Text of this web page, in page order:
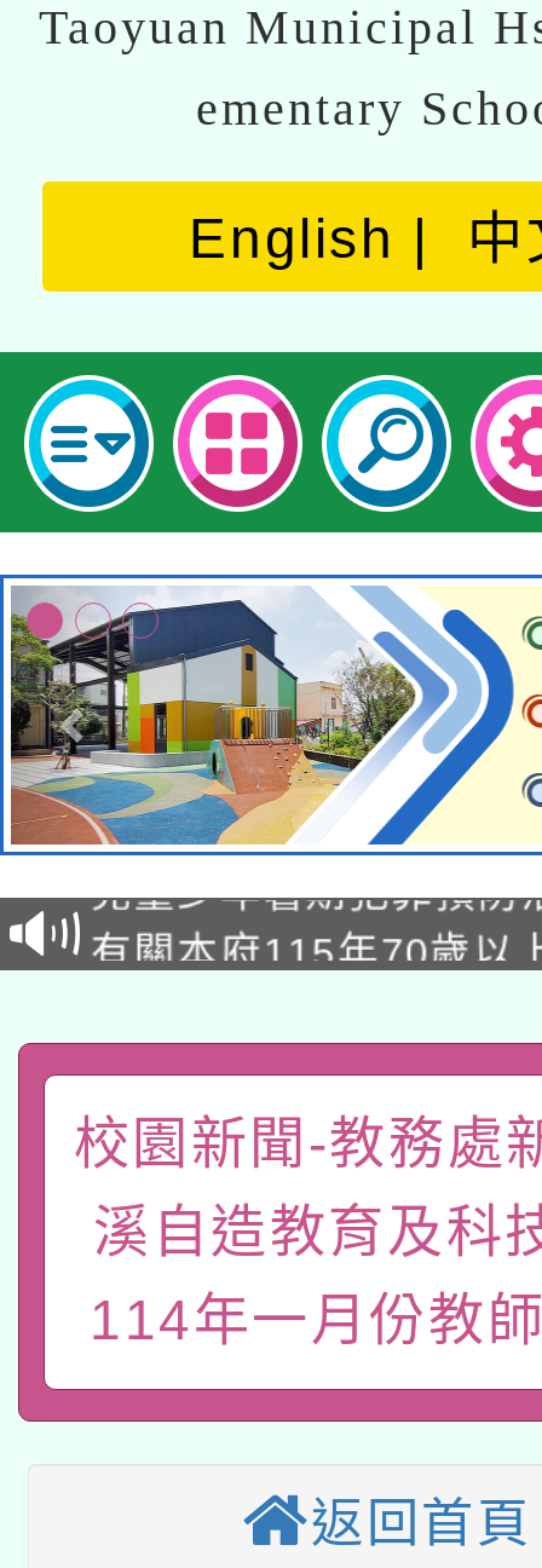
Taoyuan Municipal
ementary
English 中
有關原住民族委員會
一案。
答一案
有關本府115年70歲以
心」，鼓勵退休同仁踴
案。
招)
適應運動共學行動站研
本館辦理115年度閱讀
暨閱讀推動專業研習
科技賦能─人工智慧
礎課程
A3數位素養講師名單
「數位內容與教學軟體
有關大陸委員會函釋公
薪期間赴陸應申請許可
有關原住民族委員會
公告之原住民族歲時祭
兒童少年暑期犯罪預防
有關本府115年70歲以
校園新聞-教務處
溪自造教育及科
114年一月份教
返回首頁